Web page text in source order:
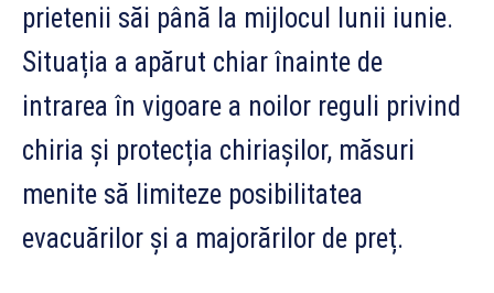
prietenii săi până la mijlocul lunii iunie.
Situația a apărut chiar înainte de
intrarea în vigoare a noilor reguli privind
chiria și protecția chiriașilor, măsuri
menite să limiteze posibilitatea
evacuărilor și a majorărilor de preț.